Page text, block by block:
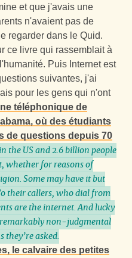
et que j'avais une
n'avaient pas de
regarder dans le Quid.
ce livre qui rassemblait à
Puis Internet est
suivantes, j'ai
pour les gens qui n'ont
téléphonique de
où des étudiants
de questions depuis 70
the US and 2.6 billion people
whether for reasons of
Some may have it but
their callers, who dial from
are the internet. And lucky
remarkably non-judgmental
they’re asked.
le calvaire des petites